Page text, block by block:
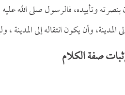
وتأييده، فالرسول صلى الله
وأن يكون انتقاله إلى المدينة
صفة الكلام